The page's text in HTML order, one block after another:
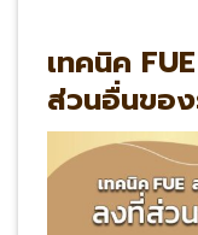
เทคนิค
ส่วนอื่นของ